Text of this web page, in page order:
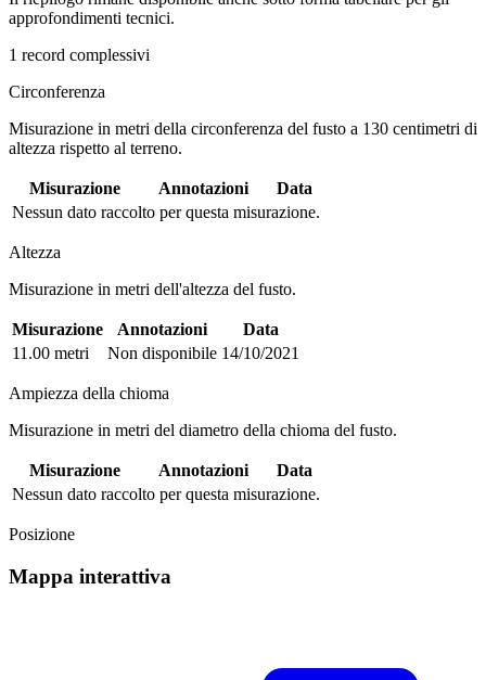
approfondimenti tecnici.
1 record complessivi
Circonferenza
Misurazione in metri della circonferenza del fusto a 130 centimetri di
altezza rispetto al terreno.
Misurazione Annotazioni
Data
Nessun dato raccolto per questa misurazione.
Altezza
Misurazione in metri dell'altezza del fusto.
Misurazione Annotazioni
Data
11.00 metri
Non disponibile 14/10/2021
Ampiezza della chioma
Misurazione in metri del diametro della chioma del fusto.
Misurazione Annotazioni
Data
Nessun dato raccolto per questa misurazione.
Posizione
Mappa interattiva